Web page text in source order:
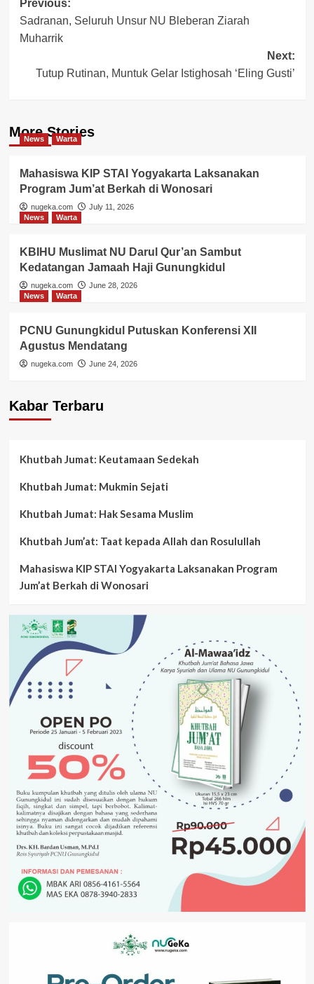
Post
navigation
Previous:
Sadranan, Seluruh Unsur NU Bleberan Ziarah
Muharrik
Next:
Tutup Rutinan, Muntuk Gelar Istighosah ‘Eling Gusti’
More Stories
News Warta
Mahasiswa KIP STAI Yogyakarta Laksanakan
Program Jum’at Berkah di Wonosari
nugeka.com
July 11, 2026
News
Warta
KBIHU Muslimat NU Darul Qur’an Sambut
Kedatangan Jamaah Haji Gunungkidul
nugeka.com
June 28, 2026
News
Warta
PCNU Gunungkidul Putuskan Konferensi XII
Agustus Mendatang
nugeka.com June 24, 2026
Kabar Terbaru
Khutbah Jumat: Keutamaan Sedekah
Khutbah Jumat: Mukmin Sejati
Khutbah Jumat: Hak Sesama Muslim
Khutbah Jum’at: Taat kepada Allah dan Rosulullah
Mahasiswa KIP STAI Yogyakarta Laksanakan Program
Jum’at Berkah di Wonosari